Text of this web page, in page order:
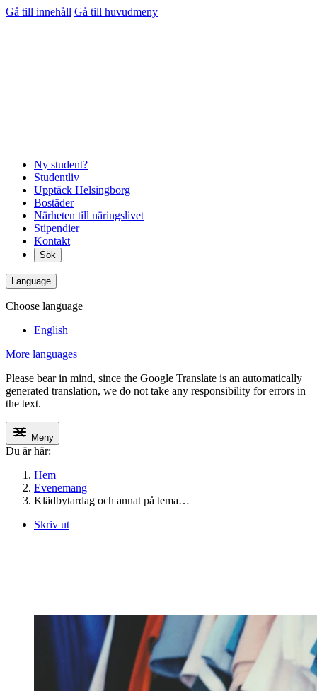
Gå till innehåll Gå till huvudmeny
Ny student?
Studentliv
Upptäck Helsingborg
Bostäder
Närheten till näringslivet
Stipendier
Kontakt
Sök
Language
Choose language
English
More languages
Please bear in mind, since the Google Translate is an automatically
generated translation, we do not take any responsibility for errors in
the text.
Meny
Du är här:
Hem
Evenemang
Klädbytardag och annat på tema…
Skriv ut